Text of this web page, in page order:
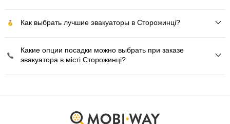
Как выбрать лучшие эвакуаторы в Сторожинці?
Какие опции посадки можно выбрать при заказе
эвакуатора в місті Сторожинці?